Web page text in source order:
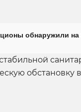
обнаружили